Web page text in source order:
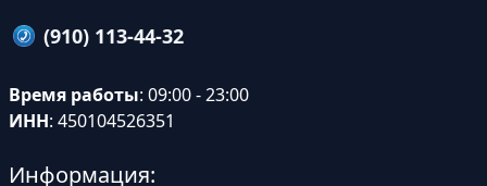
(910) 113-44-32
Время работы: 09:00 - 23:00
ИНН: 450104526351
Информация: